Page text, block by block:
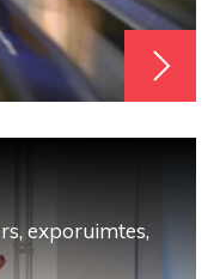
exporuimtes,